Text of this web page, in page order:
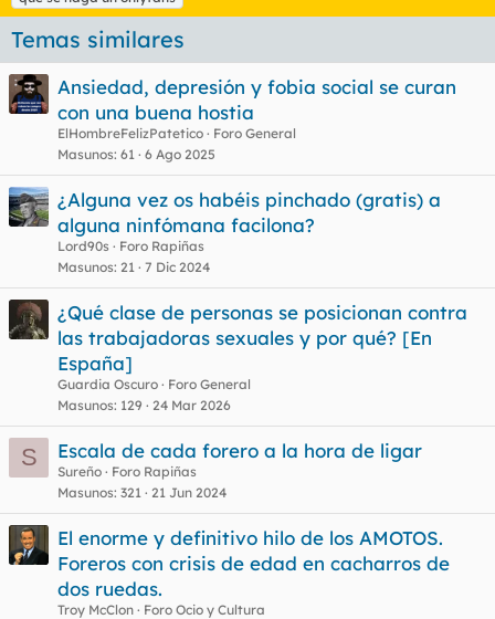
q
e
t
a
s
Temas similares
Ansiedad, depresión y fobia social se curan
con una buena hostia
ElHombreFelizPatetico
Foro General
Masunos 61 6 Ago 2025
¿Alguna vez os habéis pinchado (gratis) a
alguna ninfómana facilona?
Lord90s
Foro Rapiñas
Masunos 21 7 Dic 2024
¿Qué clase de personas se posicionan contra
las trabajadoras sexuales y por qué? [En
España]
Guardia Oscuro
Foro General
Masunos 129 24 Mar 2026
S Escala de cada forero a la hora de ligar
Sureño
Foro Rapiñas
Masunos 321 21 Jun 2024
El enorme y definitivo hilo de los AMOTOS.
Foreros con crisis de edad en cacharros de
dos ruedas.
Troy McClon
Foro Ocio y Cultura